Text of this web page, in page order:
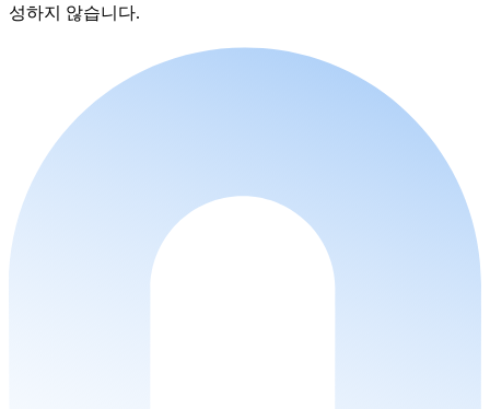
성하지 않습니다.